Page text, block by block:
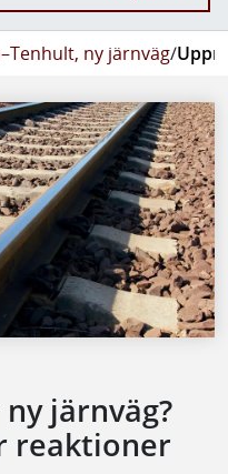
ny järnväg/
järnväg?
reaktioner